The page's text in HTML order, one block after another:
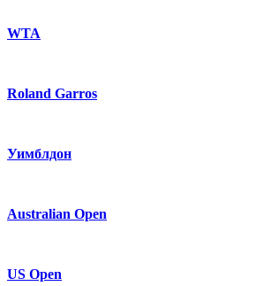
WTA
Roland Garros
Уимблдон
Australian Open
US Open